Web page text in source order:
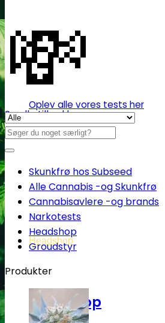
Oplev alle vores tests her
Headshop
Headshop
💸
Se alle tilbud her
Søg
efter:
Skunkfrø hos Subseed
Alle Cannabis -og Skunkfrø
Cannabisavlere -og brands
Narkotests
Headshop
Groudstyr
Produkter